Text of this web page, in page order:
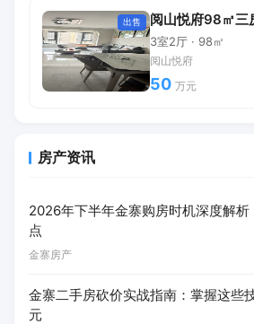
出售 阅山悦府98㎡三
3室2厅 · 98㎡
阅山悦府
50 万元
房产资讯
2026年下半年金寨购房时机深度解析
点
金寨房产
金寨二手房砍价实战指南：掌握这些
元